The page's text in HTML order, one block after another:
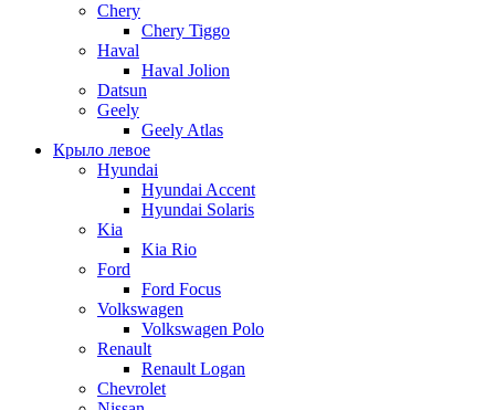
Chery
Chery Tiggo
Haval
Haval Jolion
Datsun
Geely
Geely Atlas
Крыло левое
Hyundai
Hyundai Accent
Hyundai Solaris
Kia
Kia Rio
Ford
Ford Focus
Volkswagen
Volkswagen Polo
Renault
Renault Logan
Chevrolet